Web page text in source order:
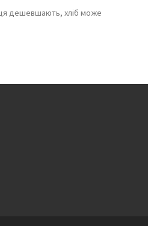
дешевшають, хліб може